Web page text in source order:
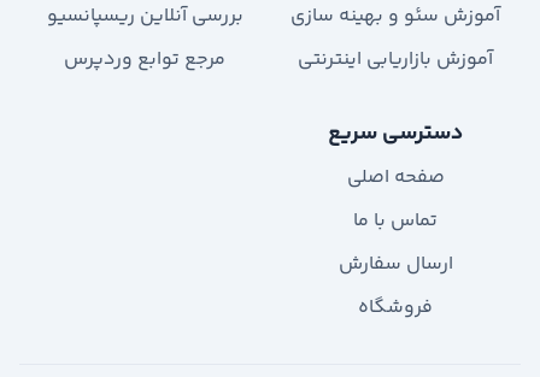
آموزش سئو و بهینه سازی
آموزش بازاریابی اینترنتی
بررسی آنلاین ریسپانسیو
مرجع توابع وردپرس
دسترسی سریع
صفحه اصلی
تماس با ما
ارسال سفارش
فروشگاه